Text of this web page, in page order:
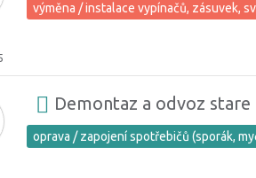
výměna / instalace vypínačů, zásuvek,
Demontaz a odvoz
oprava / zapojení spotřebičů (sporák,